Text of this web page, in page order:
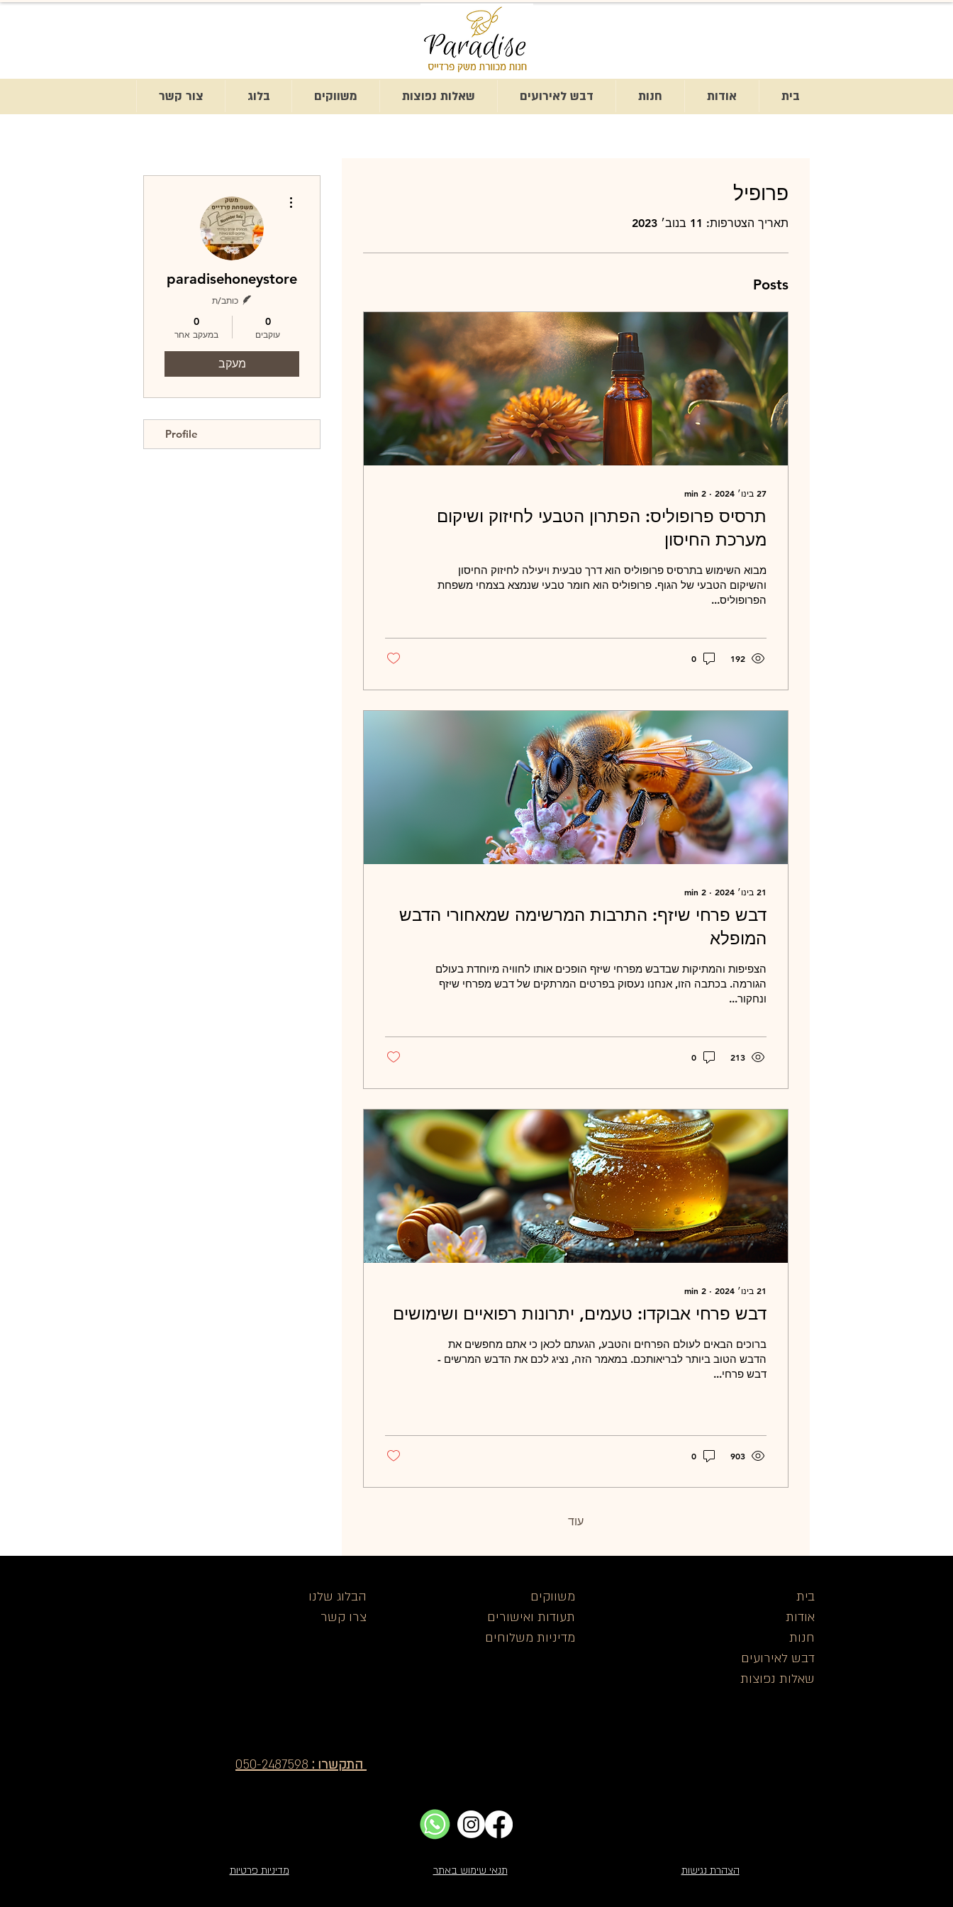
בית אודות חנות דבש לאירועים שאלות נפוצות משווקים בלוג צור קשר
פרופיל
תאריך הצטרפות: 11 בנוב׳ 2023
Posts
27 בינו׳ 2024 ∙
2
min
תרסיס פרופוליס: הפתרון הטבעי לחיזוק ושיקום
מערכת החיסון
מבוא השימוש בתרסיס פרופוליס הוא דרך טבעית ויעילה לחיזוק החיסון
והשיקום הטבעי של הגוף. פרופוליס הוא חומר טבעי שנמצא בצמחי משפחת
הפרופוליס...
192
0
21 בינו׳ 2024 ∙
2
min
דבש פרחי שיזף: התרבות המרשימה שמאחורי הדבש
המופלא
הצפיפות והמתיקות שבדבש מפרחי שיזף הופכים אותו לחוויה מיוחדת בעולם
הגורמה. בכתבה הזו, אנחנו נעסוק בפרטים המרתקים של דבש מפרחי שיזף
ונחקור...
213
0
21 בינו׳ 2024 ∙
2
min
דבש פרחי אבוקדו: טעמים, יתרונות רפואיים ושימושים
ברוכים הבאים לעולם הפרחים והטבע, הגעתם לכאן כי אתם מחפשים את
הדבש הטוב ביותר לבריאותכם. במאמר הזה, נציג לכם את הדבש המרשים -
דבש פרחי...
903
0
עוד
paradisehoneystore
כותב/ת
0
עוקבים
0
במעקב אחר
מעקב
Profile
הבלוג שלנו
צרו קשר
משווקים
תעודות ואישורים
מדיניות משלוחים
בית
אודות
חנות
דבש לאירועים
שאלות נפוצות
050-2487598
מדיניות פרטיות תנאי שימוש באתר ​הצהרת נגישות